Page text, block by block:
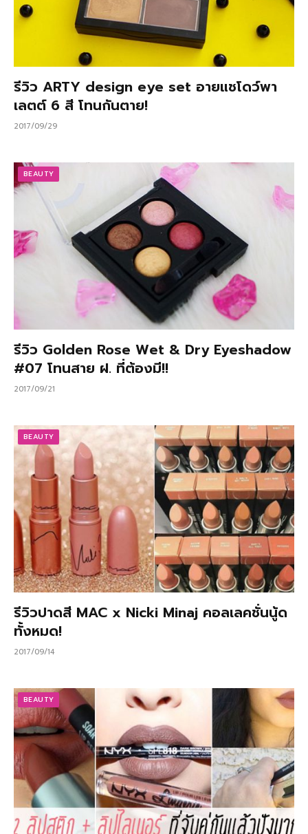
รีวิว ARTY design eye set อายแชโดว์พา
เลตต์ 6 สี โทนกันตาย!
2017/09/29
BEAUTY
รีวิว Golden Rose Wet & Dry Eyeshadow
#07 โทนสาย ฝ. ที่ต้องมี!!
2017/09/21
BEAUTY
รีวิวปาดสี MAC x Nicki Minaj คอลเลคชั่นนู้ด
ทั้งหมด!
2017/09/14
BEAUTY